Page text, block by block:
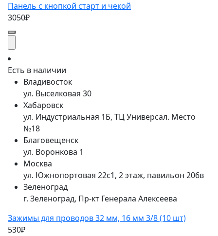
Панель с кнопкой старт и чекой
3050₽
Есть в наличии
Владивосток
ул. Выселковая 30
Хабаровск
ул. Индустриальная 1Б, ТЦ Универсал. Место
№18
Благовещенск
ул. Воронкова 1
Москва
ул. Южнопортовая 22с1, 2 этаж, павильон 206в
Зеленоград
г. Зеленоград, Пр-кт Генерала Алексеева
Зажимы для проводов 32 мм, 16 мм 3/8 (10 шт)
530₽